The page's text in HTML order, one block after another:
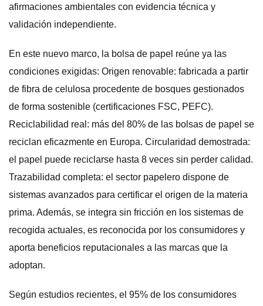
afirmaciones ambientales con evidencia técnica y
validación independiente.
En este nuevo marco, la bolsa de papel reúne ya las
condiciones exigidas: Origen renovable: fabricada a partir
de fibra de celulosa procedente de bosques gestionados
de forma sostenible (certificaciones FSC, PEFC).
Reciclabilidad real: más del 80% de las bolsas de papel se
reciclan eficazmente en Europa. Circularidad demostrada:
el papel puede reciclarse hasta 8 veces sin perder calidad.
Trazabilidad completa: el sector papelero dispone de
sistemas avanzados para certificar el origen de la materia
prima. Además, se integra sin fricción en los sistemas de
recogida actuales, es reconocida por los consumidores y
aporta beneficios reputacionales a las marcas que la
adoptan.
Según estudios recientes, el 95% de los consumidores